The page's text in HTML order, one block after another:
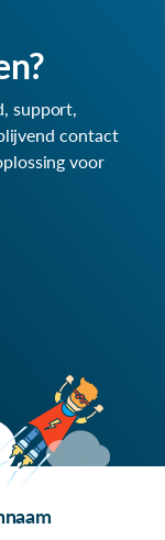
support,
contact
voor